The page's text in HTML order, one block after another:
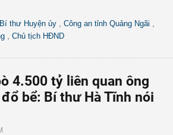
Bí thư Huyện ủy Công an tỉnh Quảng Ngãi
Chủ tịch HĐND
4.500 tỷ liên quan ông
bể: Bí thư Hà Tĩnh nói